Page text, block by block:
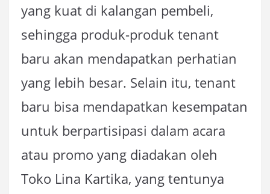
yang kuat di kalangan pembeli,
sehingga produk-produk tenant
baru akan mendapatkan perhatian
yang lebih besar. Selain itu, tenant
baru bisa mendapatkan kesempatan
untuk berpartisipasi dalam acara
atau promo yang diadakan oleh
Toko Lina Kartika, yang tentunya